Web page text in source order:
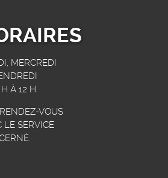
MERCREDI
À 12 H.
VOUS
LE SERVICE